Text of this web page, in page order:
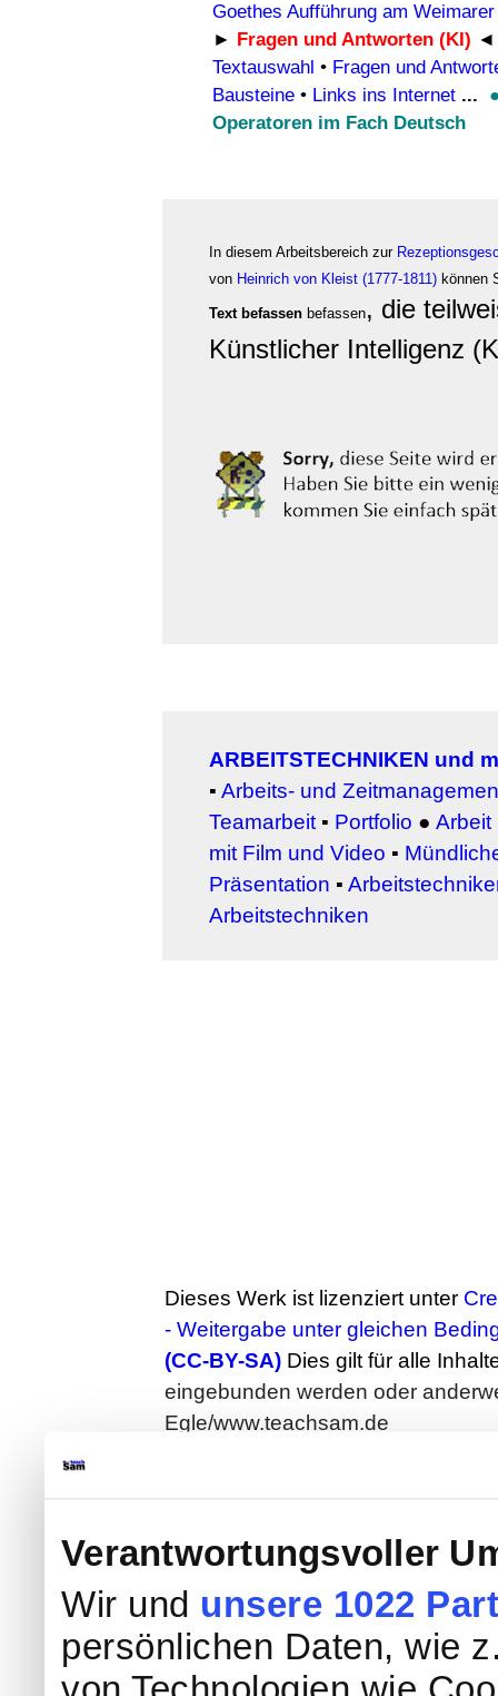
Verantwortungsvoller
Wir und unsere 1022
persönlichen Daten, wie
Goethes Aufführung am
► Fragen und Antworten (KI) ◄
Textauswahl • Fragen und
Bausteine • Links ins Internet ...
Operatoren im Fach Deutsch
In diesem Arbeitsbereich zur
von Heinrich von Kleist (1777-1811) können
Text befassen befassen, die
Künstlicher Intelligenz
ARBEITSTECHNIKEN und
▪ Arbeits- und
Teamarbeit ▪ Portfolio ● Arbeit
mit Film und Video ▪
Präsentation ▪
Arbeitstechniken
Dieses Werk ist lizenziert unter
- Weitergabe unter gleichen
(CC-BY-SA) Dies gilt für alle
eingebunden werden oder
Egle/www.teachsam.de